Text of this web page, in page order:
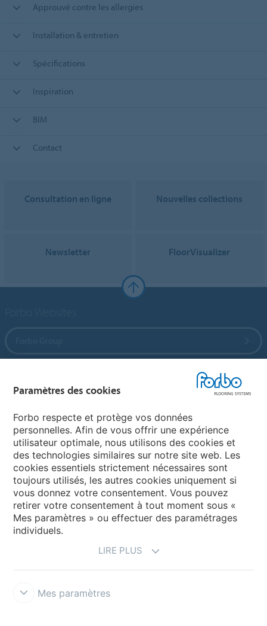
Approuvé contre les allergies
Installation & entretien
Spécifications
Inspiration
BIM
Contact
Consultation en ligne Nouvelles collections
Newsletter FloorVisualizer
Sélectionnez un pays
Sélectionnez votre pays
Paramètres des cookies
Forbo respecte et protège vos données
personnelles. Afin de vous offrir une expérience
utilisateur optimale, nous utilisons des cookies et
des technologies similaires sur notre site web. Les
cookies essentiels strictement nécessaires sont
toujours utilisés, les autres cookies uniquement si
vous donnez votre consentement. Vous pouvez
retirer votre consentement à tout moment sous «
Mes paramètres » ou effectuer des paramétrages
individuels.
LIRE PLUS
Mes paramètres